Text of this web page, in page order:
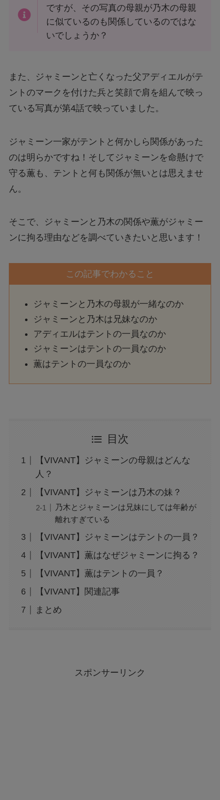
ですが、その写真の母親が乃木の母親
に似ているのも関係しているのではな
いでしょうか？
また、ジャミーンと亡くなった父アディエルがテ
ントのマークを付けた兵と笑顔で肩を組んで映っ
ている写真が第4話で映っていました。
ジャミーン一家がテントと何かしら関係があった
のは明らかですね！そしてジャミーンを命懸けで
守る薫も、テントと何も関係が無いとは思えませ
ん。
そこで、ジャミーンと乃木の関係や薫がジャミー
ンに拘る理由などを調べていきたいと思います！
この記事でわかること
ジャミーンと乃木の母親が一緒なのか
ジャミーンと乃木は兄妹なのか
アディエルはテントの一員なのか
ジャミーンはテントの一員なのか
薫はテントの一員なのか
目次
【VIVANT】ジャミーンの母親はどんな
人？
【VIVANT】ジャミーンは乃木の妹？
乃木とジャミーンは兄妹にしては年齢が
離れすぎている
【VIVANT】ジャミーンはテントの一員？
【VIVANT】薫はなぜジャミーンに拘る？
【VIVANT】薫はテントの一員？
【VIVANT】関連記事
まとめ
スポンサーリンク